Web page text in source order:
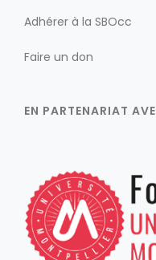
Adhérer à la SBOcc
Faire un don
EN PARTENARIAT